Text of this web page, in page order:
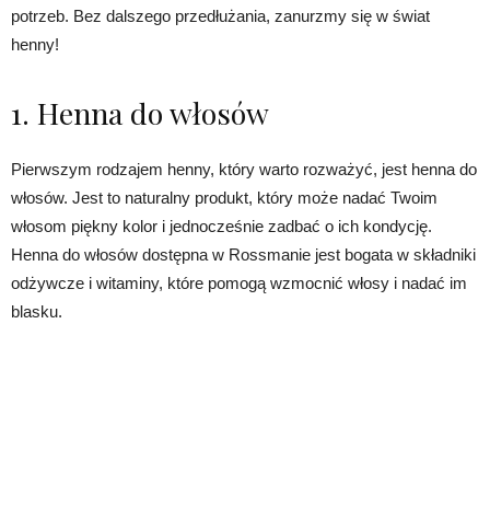
potrzeb. Bez dalszego przedłużania, zanurzmy się w świat
henny!
1. Henna do włosów
Pierwszym rodzajem henny, który warto rozważyć, jest henna do
włosów. Jest to naturalny produkt, który może nadać Twoim
włosom piękny kolor i jednocześnie zadbać o ich kondycję.
Henna do włosów dostępna w Rossmanie jest bogata w składniki
odżywcze i witaminy, które pomogą wzmocnić włosy i nadać im
blasku.